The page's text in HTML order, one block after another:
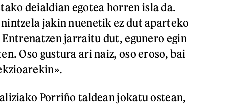
deialdian egotea horren isla da.
jakin nuenetik ez dut aparteko
jarraitu dut, egunero egin
Oso gustura ari naiz, oso eroso, bai
Porriño taldean jokatu ostean,